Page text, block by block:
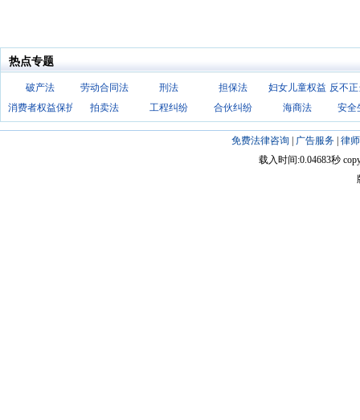
热点专题
破产法 劳动合同法 刑法 担保法 妇女儿童权益 反不
消费者权益保护法
拍卖法 工程纠纷 合伙纠纷 海商法 安全
免费法律咨询 广告服务| 律
载入时间:0.04683秒